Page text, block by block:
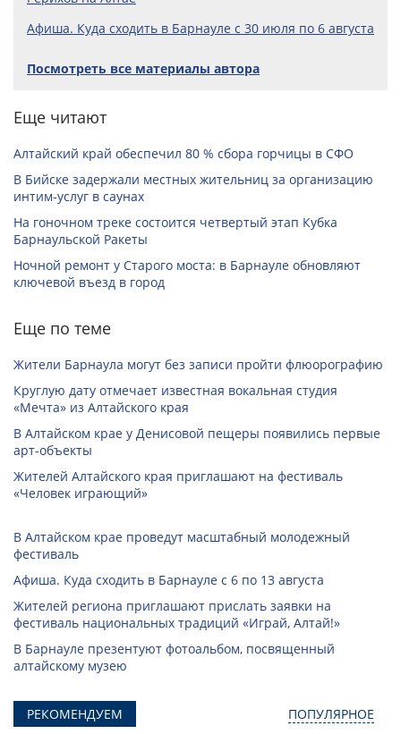
Афиша. Куда сходить в Барнауле с 30 июля по 6 августа
Посмотреть все материалы автора
Еще читают
Алтайский край обеспечил 80 % сбора горчицы в СФО
В Бийске задержали местных жительниц за организацию
интим-услуг в саунах
На гоночном треке состоится четвертый этап Кубка
Барнаульской Ракеты
Ночной ремонт у Старого моста: в Барнауле обновляют
ключевой въезд в город
Еще по теме
Жители Барнаула могут без записи пройти флюорографию
Круглую дату отмечает известная вокальная студия
«Мечта» из Алтайского края
В Алтайском крае у Денисовой пещеры появились первые
арт-объекты
Жителей Алтайского края приглашают на фестиваль
«Человек играющий»
В Алтайском крае проведут масштабный молодежный
фестиваль
Афиша. Куда сходить в Барнауле с 6 по 13 августа
Жителей региона приглашают прислать заявки на
фестиваль национальных традиций «Играй, Алтай!»
В Барнауле презентуют фотоальбом, посвященный
алтайскому музею
РЕКОМЕНДУЕМ ПОПУЛЯРНОЕ